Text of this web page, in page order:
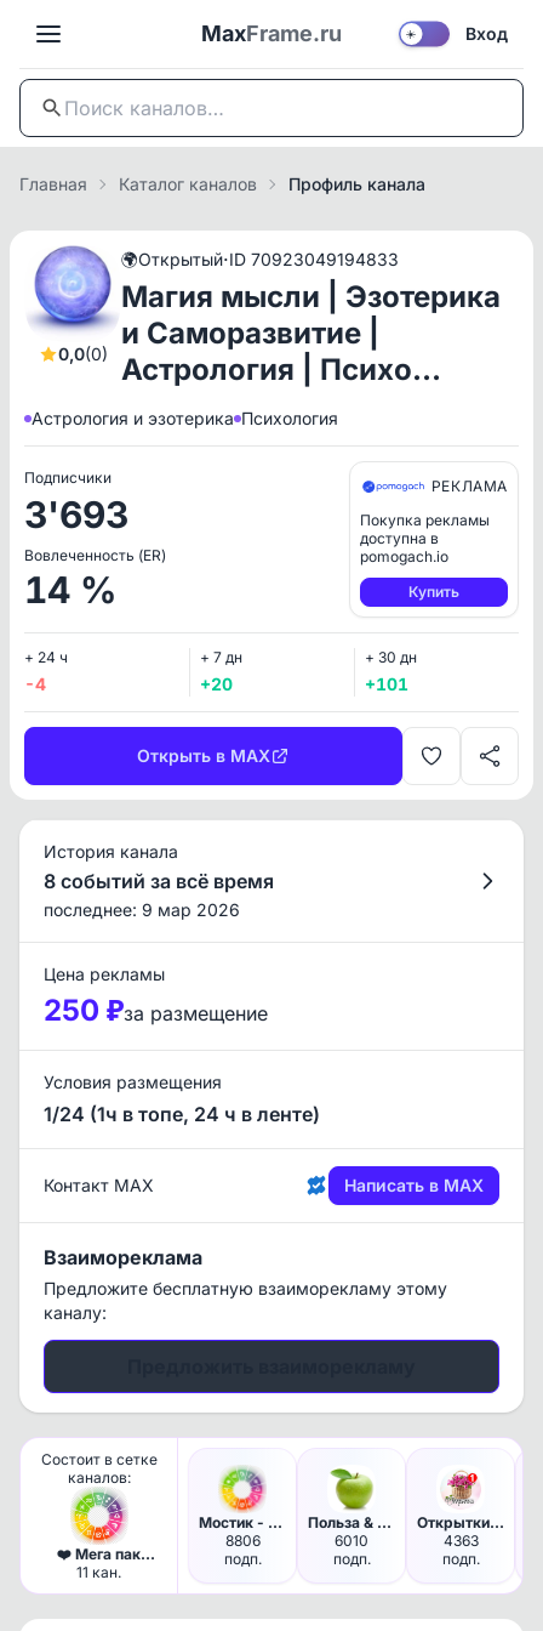
MaxFrame.ru ☀️ Вход
Главная Каталог каналов Профиль канала
0,0(0)
🌍Открытый·ID 70923049194833
Магия мысли | Эзотерика
и Саморазвитие |
Астрология | Психо…
Астрология и эзотерика Психология
Подписчики
3'693
Вовлеченность (ER)
14 %
РЕКЛАМА
Покупка рекламы
доступна в
pomogach.io
Купить
+ 24 ч
-4
+ 7 дн
+20
+ 30 дн
+101
Открыть в MAX
История канала
8 событий за всё время
последнее: 9 мар 2026
Цена рекламы
250 ₽за размещение
Условия размещения
1/24 (1ч в топе, 24 ч в ленте)
Контакт MAX Написать в MAX
Взаимореклама
Предложите бесплатную взаиморекламу этому
каналу:
Состоит в сетке
каналов:
❤️ Мега пак
Взрослая ЖЦА 💰
11 кан.
Мостик - Твой личный ГОРОСКОП
8806
подп.
Польза & Вред - Здоровье | По…
6010
подп.
Открытки с Добрым утром!
4363
подп.